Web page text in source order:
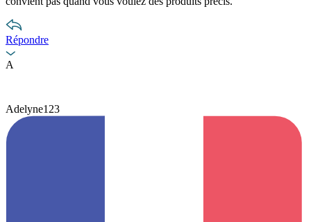
Répondre
A
Adelyne123